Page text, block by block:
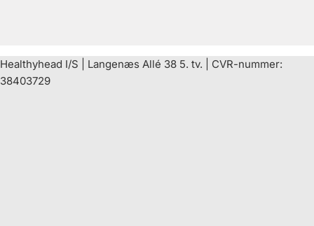
Healthyhead I/S | Langenæs Allé 38 5. tv. | CVR-nummer:
38403729